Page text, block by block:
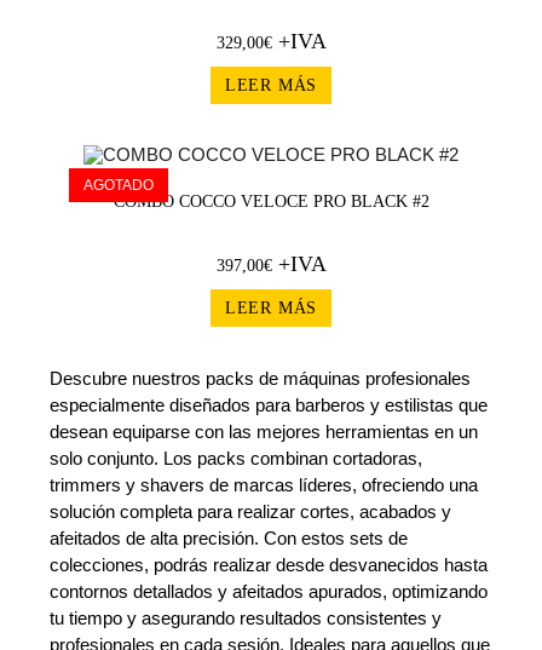
329,00€+IVA
LEER MÁS
AGOTADO
COMBO COCCO VELOCE PRO BLACK #2
397,00€+IVA
LEER MÁS
Descubre nuestros packs de máquinas profesionales
especialmente diseñados para barberos y estilistas que
desean equiparse con las mejores herramientas en un
solo conjunto. Los packs combinan cortadoras,
trimmers y shavers de marcas líderes, ofreciendo una
solución completa para realizar cortes, acabados y
afeitados de alta precisión. Con estos sets de
colecciones, podrás realizar desde desvanecidos hasta
contornos detallados y afeitados apurados, optimizando
tu tiempo y asegurando resultados consistentes y
profesionales en cada sesión. Ideales para aquellos que